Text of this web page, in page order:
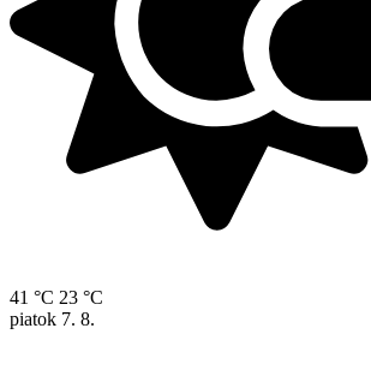
41 °C 23 °C
piatok 7. 8.